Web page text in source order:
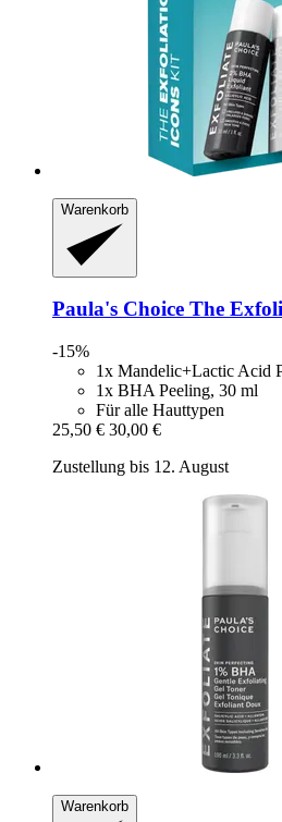
Warenkorb
Paula's Choice The
-15%
1x Mandelic+Lactic Acid
1x BHA Peeling, 30 ml
Für alle Hauttypen
25,50 € 30,00 €
Zustellung bis 12. August
Warenkorb